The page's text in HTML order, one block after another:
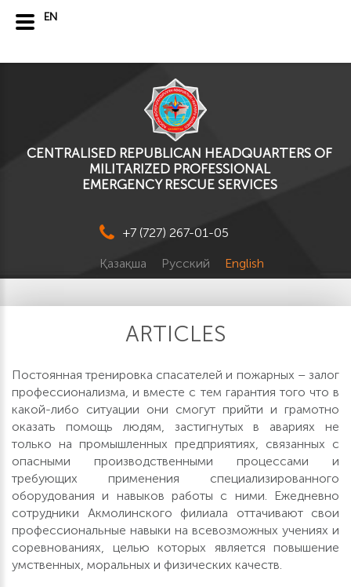
CENTRALISED REPUBLICAN HEADQUARTERS OF
MILITARIZED PROFESSIONAL
EMERGENCY RESCUE SERVICES
+7 (727) 267-01-05
Қазақша Русский English
ARTICLES
Постоянная тренировка спасателей и пожарных – залог
профессионализма, и вместе с тем гарантия того что в
какой-либо ситуации они смогут прийти и грамотно
оказать помощь людям, застигнутых в авариях не
только на промышленных предприятиях, связанных с
опасными производственными процессами и
требующих применения специализированного
оборудования и навыков работы с ними. Ежедневно
сотрудники Акмолинского филиала оттачивают свои
профессиональные навыки на всевозможных учениях и
соревнованиях, целью которых является повышение
умственных, моральных и физических качеств.
EN